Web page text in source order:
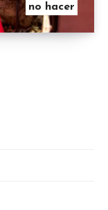
no hacer